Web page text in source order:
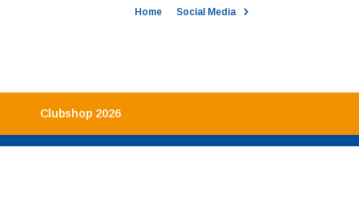
Home Social Media
Clubshop 2026